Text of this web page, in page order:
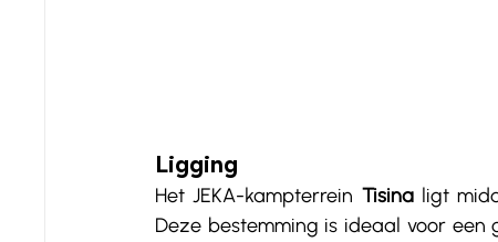
Ligging
Het JEKA-kampterrein Tisina ligt
Deze bestemming is ideaal voor